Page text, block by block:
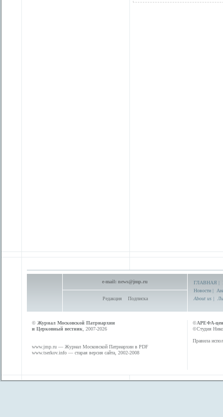
e-mail: news@jmp.ru
Редакция Подписка
ГЛАВНАЯ |
Новости |
About us |
© Журнал Московской Патриархии
и Церковный вестник , 2007-2026
www.jmp.ru — Журнал Московской Патриархии в PDF
www.tserkov.info — старая версия сайта, 2002-2008
©АРЕФА-
©Студия
Правила